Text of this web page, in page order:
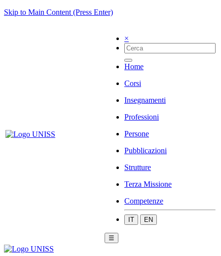
Skip to Main Content (Press Enter)
×
Home
Corsi
Insegnamenti
Professioni
Persone
Pubblicazioni
Strutture
Terza Missione
Competenze
IT EN
☰